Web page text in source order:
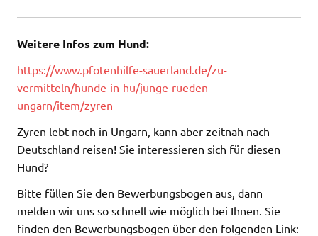
Weitere Infos zum Hund:
https://www.pfotenhilfe-sauerland.de/zu-
vermitteln/hunde-in-hu/junge-rueden-
ungarn/item/zyren
Zyren lebt noch in Ungarn, kann aber zeitnah nach
Deutschland reisen! Sie interessieren sich für diesen
Hund?
Bitte füllen Sie den Bewerbungsbogen aus, dann
melden wir uns so schnell wie möglich bei Ihnen. Sie
finden den Bewerbungsbogen über den folgenden Link: